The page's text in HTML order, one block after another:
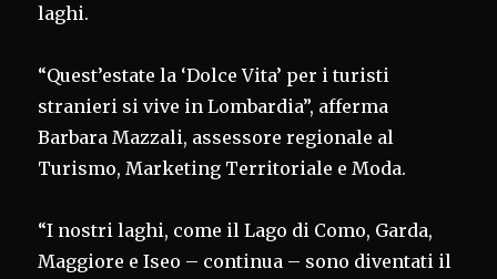
laghi.
“Quest’estate la ‘Dolce Vita’ per i turisti
stranieri si vive in Lombardia”, afferma
Barbara Mazzali, assessore regionale al
Turismo, Marketing Territoriale e Moda.
“I nostri laghi, come il Lago di Como, Garda,
Maggiore e Iseo – continua – sono diventati il